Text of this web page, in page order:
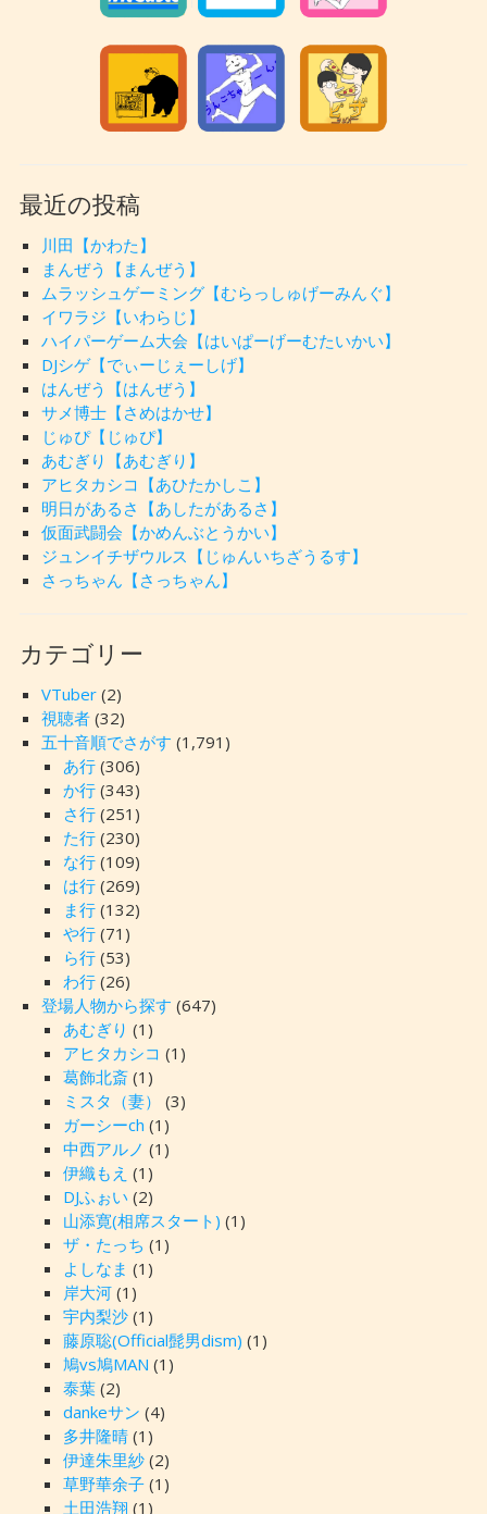
最近の投稿
川田【かわた】
まんぜう【まんぜう】
ムラッシュゲーミング【むらっしゅげーみんぐ】
イワラジ【いわらじ】
ハイパーゲーム大会【はいぱーげーむたいかい】
DJシゲ【でぃーじぇーしげ】
はんぜう【はんぜう】
サメ博士【さめはかせ】
じゅぴ【じゅぴ】
あむぎり【あむぎり】
アヒタカシコ【あひたかしこ】
明日があるさ【あしたがあるさ】
仮面武闘会【かめんぶとうかい】
ジュンイチザウルス【じゅんいちざうるす】
さっちゃん【さっちゃん】
カテゴリー
VTuber(2)
視聴者(32)
五十音順でさがす (1,791)
あ行(306)
か行(343)
さ行(251)
た行(230)
な行(109)
は行(269)
ま行(132)
や行(71)
ら行(53)
わ行(26)
登場人物から探す (647)
あむぎり (1)
アヒタカシコ (1)
葛飾北斎(1)
ミスタ（妻）
(3)
ガーシーch (1)
中西アルノ (1)
伊織もえ (1)
DJふぉい (2)
山添寛(相席スタート) (1)
ザ・たっち (1)
よしなま (1)
岸大河(1)
宇内梨沙(1)
藤原聡(Official髭男dism) (1)
鳩vs鳩MAN (1)
泰葉(2)
dankeサン (4)
多井隆晴(1)
伊達朱里紗(2)
草野華余子(1)
土田浩翔 (1)